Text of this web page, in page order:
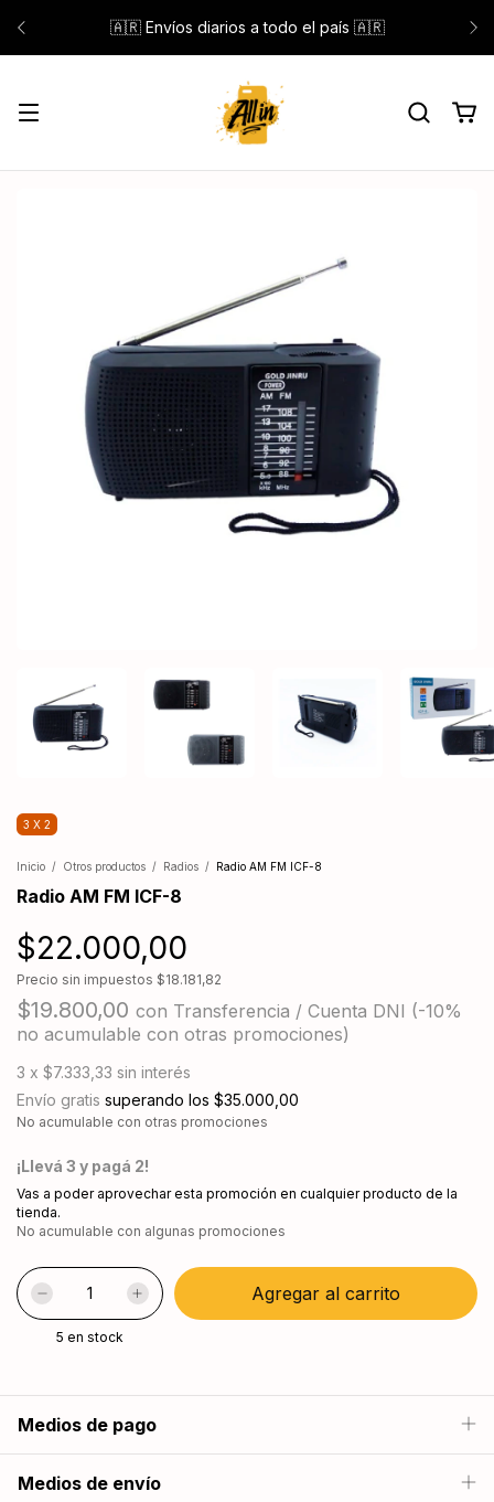
🇦🇷 Envíos diarios a todo el país 🇦🇷
3 X 2
Inicio / Otros productos / Radios / Radio AM FM ICF-8
Radio AM FM ICF-8
$22.000,00
Precio sin impuestos $18.181,82
$19.800,00 con Transferencia / Cuenta DNI (-10%
no acumulable con otras promociones)
3 x $7.333,33 sin interés
Envío gratis superando los $35.000,00
No acumulable con otras promociones
¡Llevá 3 y pagá 2!
Vas a poder aprovechar esta promoción en cualquier producto de la
tienda.
No acumulable con algunas promociones
5 en stock
Medios de pago
Medios de envío